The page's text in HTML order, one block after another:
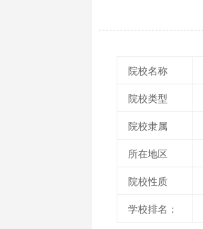
院校名称
院校类型
院校隶属
所在地区
院校性质
学校排名：